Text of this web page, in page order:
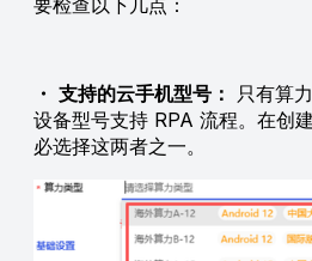
要检查以下几点：
・ 支持的云手机型号：
只有算
设备型号支持 RPA 流程。在创
必选择这两者之一。